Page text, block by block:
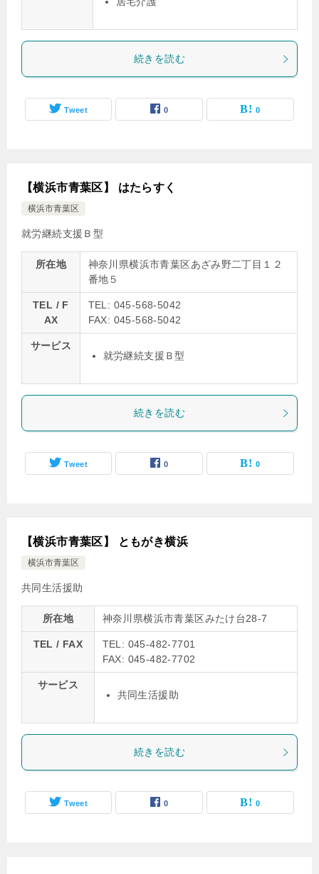
続きを読む
Tweet 0 0
【横浜市青葉区】 はたらすく
横浜市青葉区
就労継続支援Ｂ型
所在地
神奈川県横浜市青葉区あざみ野二丁目１２
番地５
TEL / F
AX
TEL: 045-568-5042
FAX: 045-568-5042
サービス
就労継続支援Ｂ型
続きを読む
Tweet 0 0
【横浜市青葉区】 ともがき横浜
横浜市青葉区
共同生活援助
所在地 神奈川県横浜市青葉区みたけ台28-7
TEL / FAX
TEL: 045-482-7701
FAX: 045-482-7702
サービス
共同生活援助
続きを読む
Tweet 0 0